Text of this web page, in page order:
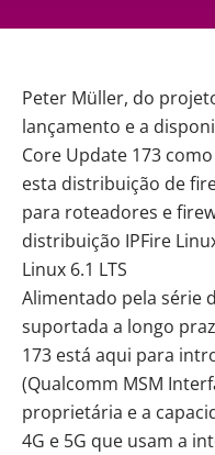
Peter Müller, do
lançamento e a
Core Update 173
esta distribuição de
para roteadores e
distribuição IPFire
Linux 6.1 LTS
Alimentado pela série
suportada a longo
173 está aqui para
(Qualcomm MSM
proprietária e a
4G e 5G que usam a